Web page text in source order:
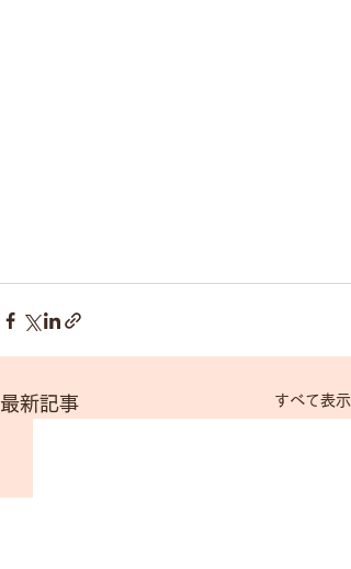
最新記事 すべて表示